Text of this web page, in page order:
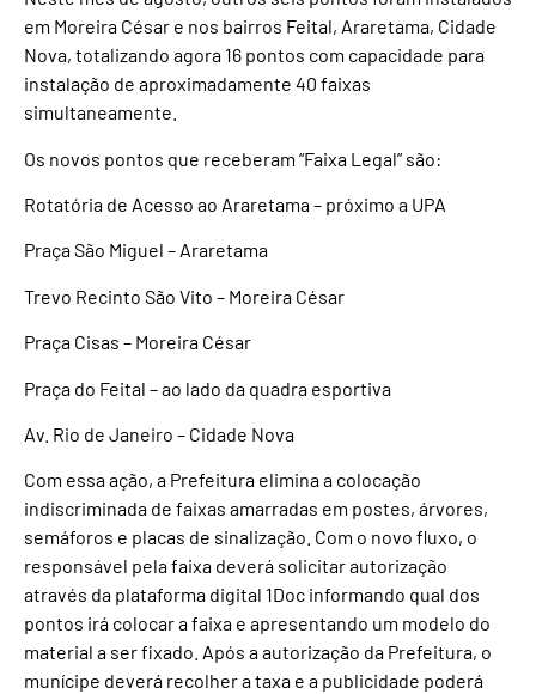
em Moreira César e nos bairros Feital, Araretama, Cidade
Nova, totalizando agora 16 pontos com capacidade para
instalação de aproximadamente 40 faixas
simultaneamente.
Os novos pontos que receberam “Faixa Legal” são:
Rotatória de Acesso ao Araretama – próximo a UPA
Praça São Miguel – Araretama
Trevo Recinto São Vito – Moreira César
Praça Cisas – Moreira César
Praça do Feital – ao lado da quadra esportiva
Av. Rio de Janeiro – Cidade Nova
Com essa ação, a Prefeitura elimina a colocação
indiscriminada de faixas amarradas em postes, árvores,
semáforos e placas de sinalização. Com o novo fluxo, o
responsável pela faixa deverá solicitar autorização
através da plataforma digital 1Doc informando qual dos
pontos irá colocar a faixa e apresentando um modelo do
material a ser fixado. Após a autorização da Prefeitura, o
munícipe deverá recolher a taxa e a publicidade poderá